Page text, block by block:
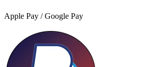
Apple Pay / Google Pay